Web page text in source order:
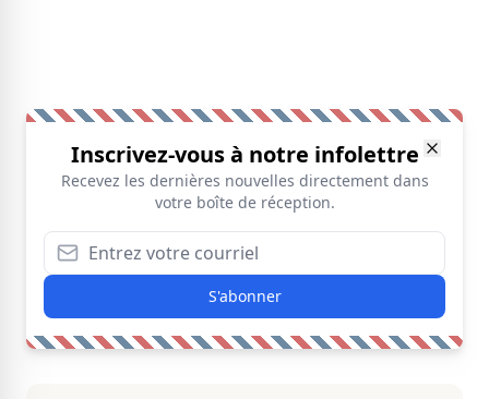
Inscrivez-vous à notre infolettre
Recevez les dernières nouvelles directement dans
votre boîte de réception.
S'abonner